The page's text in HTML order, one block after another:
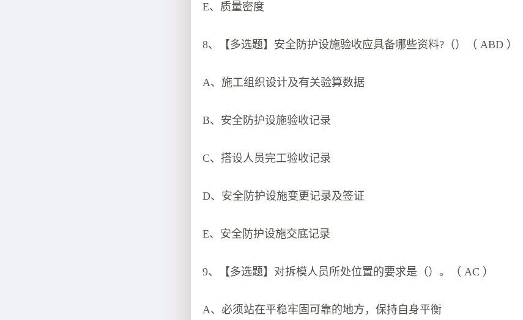
E、质量密度
8、【多选题】安全防护设施验收应具备哪些资料?（）（ ABD ）
A、施工组织设计及有关验算数据
B、安全防护设施验收记录
C、搭设人员完工验收记录
D、安全防护设施变更记录及签证
E、安全防护设施交底记录
9、【多选题】对拆模人员所处位置的要求是（）。（ AC ）
A、必须站在平稳牢固可靠的地方，保持自身平衡